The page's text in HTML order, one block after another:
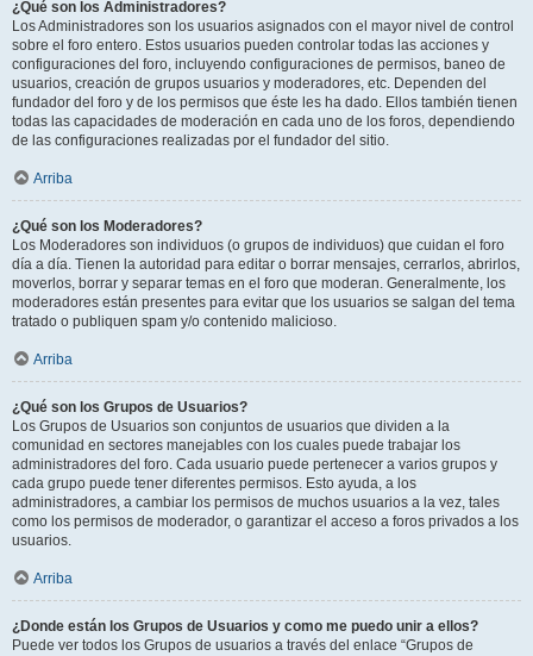
¿Qué son los Administradores?
Los Administradores son los usuarios asignados con el mayor nivel de control
sobre el foro entero. Estos usuarios pueden controlar todas las acciones y
configuraciones del foro, incluyendo configuraciones de permisos, baneo de
usuarios, creación de grupos usuarios y moderadores, etc. Dependen del
fundador del foro y de los permisos que éste les ha dado. Ellos también tienen
todas las capacidades de moderación en cada uno de los foros, dependiendo
de las configuraciones realizadas por el fundador del sitio.
Arriba
¿Qué son los Moderadores?
Los Moderadores son individuos (o grupos de individuos) que cuidan el foro
día a día. Tienen la autoridad para editar o borrar mensajes, cerrarlos, abrirlos,
moverlos, borrar y separar temas en el foro que moderan. Generalmente, los
moderadores están presentes para evitar que los usuarios se salgan del tema
tratado o publiquen spam y/o contenido malicioso.
Arriba
¿Qué son los Grupos de Usuarios?
Los Grupos de Usuarios son conjuntos de usuarios que dividen a la
comunidad en sectores manejables con los cuales puede trabajar los
administradores del foro. Cada usuario puede pertenecer a varios grupos y
cada grupo puede tener diferentes permisos. Esto ayuda, a los
administradores, a cambiar los permisos de muchos usuarios a la vez, tales
como los permisos de moderador, o garantizar el acceso a foros privados a los
usuarios.
Arriba
¿Donde están los Grupos de Usuarios y como me puedo unir a ellos?
Puede ver todos los Grupos de usuarios a través del enlace “Grupos de